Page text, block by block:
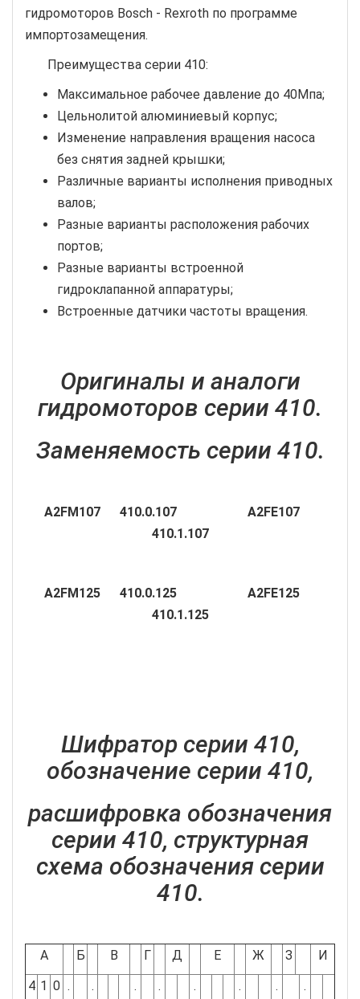
гидромоторов Bosch - Rexroth по программе
импортозамещения.
Преимущества серии 410:
Максимальное рабочее давление до 40Мпа;
Цельнолитой алюминиевый корпус;
Изменение направления вращения насоса
без снятия задней крышки;
Различные варианты исполнения приводных
валов;
Разные варианты расположения рабочих
портов;
Разные варианты встроенной
гидроклапанной аппаратуры;
Встроенные датчики частоты вращения.
Оригиналы и аналоги
гидромоторов серии 410.
Заменяемость серии 410.
А2FM107 410.0.107 А2FE107
410.1.107
А2FM125 410.0.125 А2FE125
410.1.125
Шифратор серии 410,
обозначение серии 410,
расшифровка обозначения
серии 410, структурная
схема обозначения серии
410.
А Б В Г Д Е Ж З
И
4 1 0 . . . . . . . .